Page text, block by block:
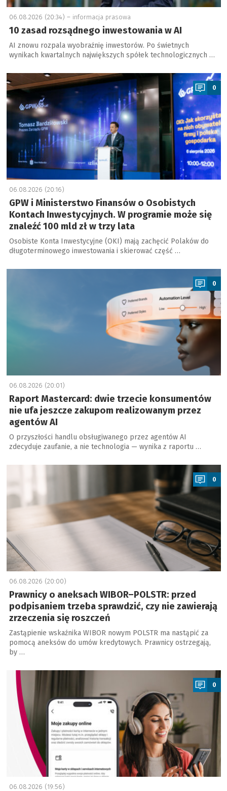
06.08.2026 (20:34) – informacja prasowa
10 zasad rozsądnego inwestowania w AI
AI znowu rozpala wyobraźnię inwestorów. Po świetnych
wynikach kwartalnych największych spółek technologicznych …
a
0
06.08.2026 (20:16)
GPW i Ministerstwo Finansów o Osobistych
Kontach Inwestycyjnych. W programie może się
znaleźć 100 mld zł w trzy lata
Osobiste Konta Inwestycyjne (OKI) mają zachęcić Polaków do
długoterminowego inwestowania i skierować część …
a
0
06.08.2026 (20:01)
Raport Mastercard: dwie trzecie konsumentów
nie ufa jeszcze zakupom realizowanym przez
agentów AI
O przyszłości handlu obsługiwanego przez agentów AI
zdecyduje zaufanie, a nie technologia — wynika z raportu …
a
0
06.08.2026 (20:00)
Prawnicy o aneksach WIBOR–POLSTR: przed
podpisaniem trzeba sprawdzić, czy nie zawierają
zrzeczenia się roszczeń
Zastąpienie wskaźnika WIBOR nowym POLSTR ma nastąpić za
pomocą aneksów do umów kredytowych. Prawnicy ostrzegają,
by …
0
06.08.2026 (19:56)